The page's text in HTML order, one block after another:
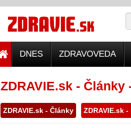
DNES ZDRAVOVEDA
ZDRAVIE.sk - Články
ZDRAVIE.sk - Články ZDRAVIE.sk